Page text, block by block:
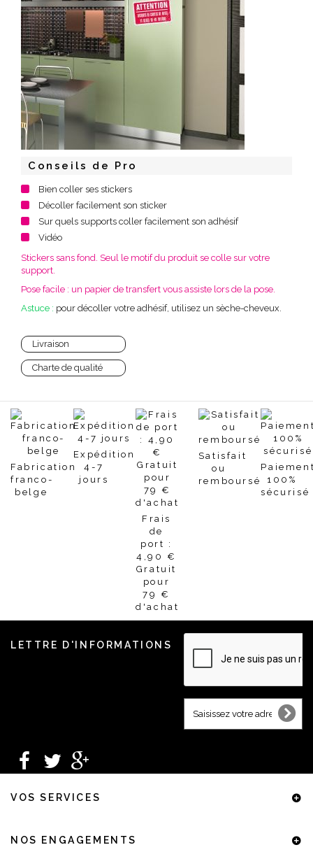
Conseils de Pro
Bien coller ses stickers
Décoller facilement son sticker
Sur quels supports coller facilement son adhésif
Vidéo
Stickers sans fond. Seul le motif du produit se colle sur votre
support.
Pose facile : un papier de transfert vous assiste lors de la pose.
Astuce : pour décoller votre adhésif, utilisez un sèche-cheveux.
Livraison
Charte de qualité
Fabrication
franco-
belge
Expédition
4-7
jours
Frais
de
port :
4,90 €
Gratuit
pour
79 €
d'achat
Satisfait
ou
remboursé
100%
sécurisé
LETTRE D'INFORMATIONS
VOS SERVICES
NOS ENGAGEMENTS